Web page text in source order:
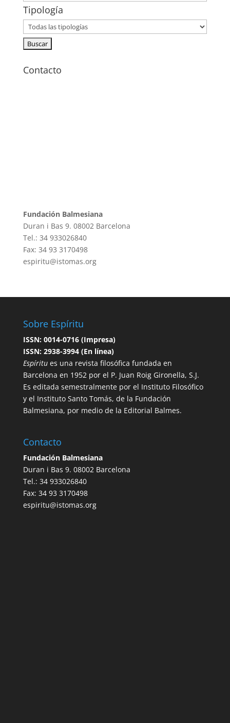
Tipología
Contacto
Fundación Balmesiana
Duran i Bas 9. 08002 Barcelona
Tel.: 34 933026840
Fax: 34 93 3170498
espiritu@istomas.org
Sobre Espíritu
ISSN: 0014-0716 (Impresa)
ISSN: 2938-3994 (En línea)
Espíritues una revista filosófica fundada en
Barcelona en 1952 por el P. Juan Roig Gironella, S.J.
Es editada semestralmente por el Instituto Filosófico
y el Instituto Santo Tomás, de la Fundación
Balmesiana, por medio de la Editorial Balmes.
Contacto
Fundación Balmesiana
Duran i Bas 9. 08002 Barcelona
Tel.: 34 933026840
Fax: 34 93 3170498
espiritu@istomas.org